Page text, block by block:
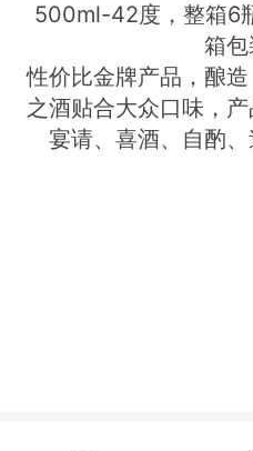
500ml-42度，整箱6
箱包
性价比金牌产品，酿
之酒贴合大众口味，
宴请、喜酒、自酌、